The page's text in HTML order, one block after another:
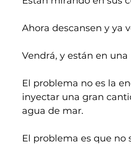
Ahora descansen y ya
Vendrá, y están en
El problema no es la
inyectar una gran
agua de mar.
El problema es que no